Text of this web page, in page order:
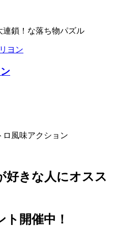
連鎖！な落ち物パズル
風味アクション
好きな人にオスス
開催中！